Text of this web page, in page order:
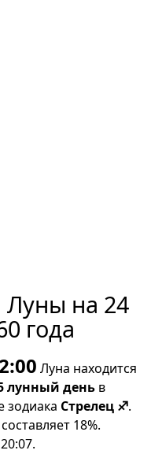
Луны на 24
года
Луна находится
лунный день в
зодиака Стрелец ♐.
18%.